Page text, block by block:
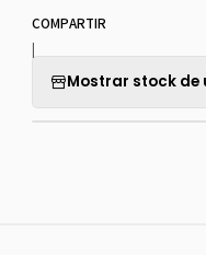
COMPARTIR
|
Mostrar stock de